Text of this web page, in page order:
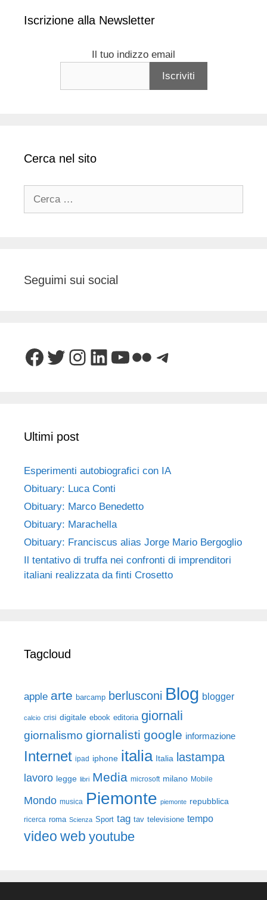
Iscrizione alla Newsletter
Il tuo indizzo email
Cerca nel sito
Seguimi sui social
Facebook
Twitter
Instagram
LinkedIn
YouTube
FlickrTelegram
Ultimi post
Esperimenti autobiografici con IA
Obituary: Luca Conti
Obituary: Marco Benedetto
Obituary: Marachella
Obituary: Franciscus alias Jorge Mario Bergoglio
Il tentativo di truffa nei confronti di imprenditori
italiani realizzata da finti Crosetto
Tagcloud
apple arte barcamp berlusconi Blog blogger
calcio crisi digitale ebook editoria giornali
giornalismo giornalisti google informazione
Internet ipad iphone italia Italia lastampa
lavoro legge libri Media microsoft milano Mobile
Mondo musica Piemonte piemonte repubblica
ricerca roma Scienza Sport tag tav televisione tempo
video web youtube